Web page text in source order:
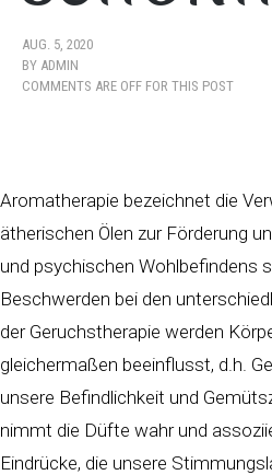
AUG. 5, 2020
BY ADMIN
COMMENTS ARE OFF FOR THIS POST
Aromatherapie bezeichnet die
ätherischen Ölen zur Förderung
und psychischen Wohlbefindens
Beschwerden bei den
der Geruchstherapie werden
gleichermaßen beeinflusst, d.h.
unsere Befindlichkeit und
nimmt die Düfte wahr und
Eindrücke, die unsere